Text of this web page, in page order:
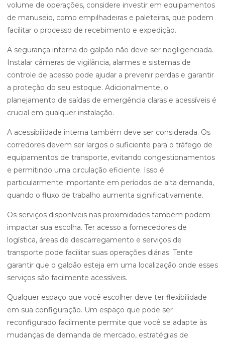
volume de operações, considere investir em equipamentos
de manuseio, como empilhadeiras e paleteiras, que podem
facilitar o processo de recebimento e expedição.
A segurança interna do galpão não deve ser negligenciada.
Instalar câmeras de vigilância, alarmes e sistemas de
controle de acesso pode ajudar a prevenir perdas e garantir
a proteção do seu estoque. Adicionalmente, o
planejamento de saídas de emergência claras e acessíveis é
crucial em qualquer instalação.
A acessibilidade interna também deve ser considerada. Os
corredores devem ser largos o suficiente para o tráfego de
equipamentos de transporte, evitando congestionamentos
e permitindo uma circulação eficiente. Isso é
particularmente importante em períodos de alta demanda,
quando o fluxo de trabalho aumenta significativamente.
Os serviços disponíveis nas proximidades também podem
impactar sua escolha. Ter acesso a fornecedores de
logística, áreas de descarregamento e serviços de
transporte pode facilitar suas operações diárias. Tente
garantir que o galpão esteja em uma localização onde esses
serviços são facilmente acessíveis.
Qualquer espaço que você escolher deve ter flexibilidade
em sua configuração. Um espaço que pode ser
reconfigurado facilmente permite que você se adapte às
mudanças de demanda de mercado, estratégias de